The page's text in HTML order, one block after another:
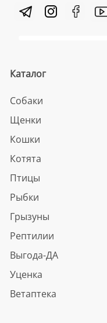
Каталог
Собаки
Щенки
Кошки
Котята
Птицы
Рыбки
Грызуны
Рептилии
Выгода-ДА
Уценка
Ветаптека